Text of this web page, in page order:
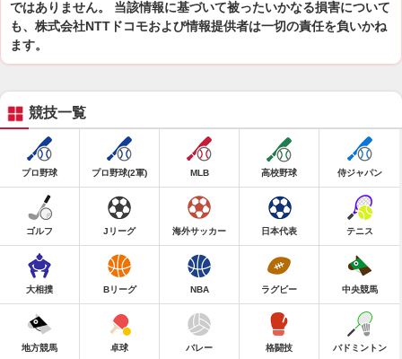
ではありません。 当該情報に基づいて被ったいかなる損害について
も、株式会社NTTドコモおよび情報提供者は一切の責任を負いかね
ます。
競技一覧
プロ野球 プロ野球(2軍) MLB 高校野球 侍ジャパン
ゴルフ Jリーグ 海外サッカー 日本代表 テニス
大相撲 Bリーグ NBA ラグビー 中央競馬
地方競馬 卓球 バレー 格闘技 バドミントン